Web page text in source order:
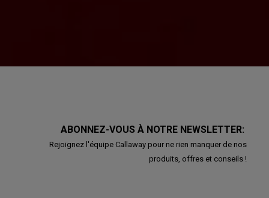
ABONNEZ-VOUS À NOTRE NEWSLETTER:
Rejoignez l'équipe Callaway pour ne rien manquer de nos
produits, offres et conseils !